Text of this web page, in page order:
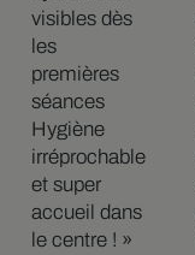
visibles dès
les
premières
séances
Hygiène
irréprochable
et super
accueil dans
le centre ! »